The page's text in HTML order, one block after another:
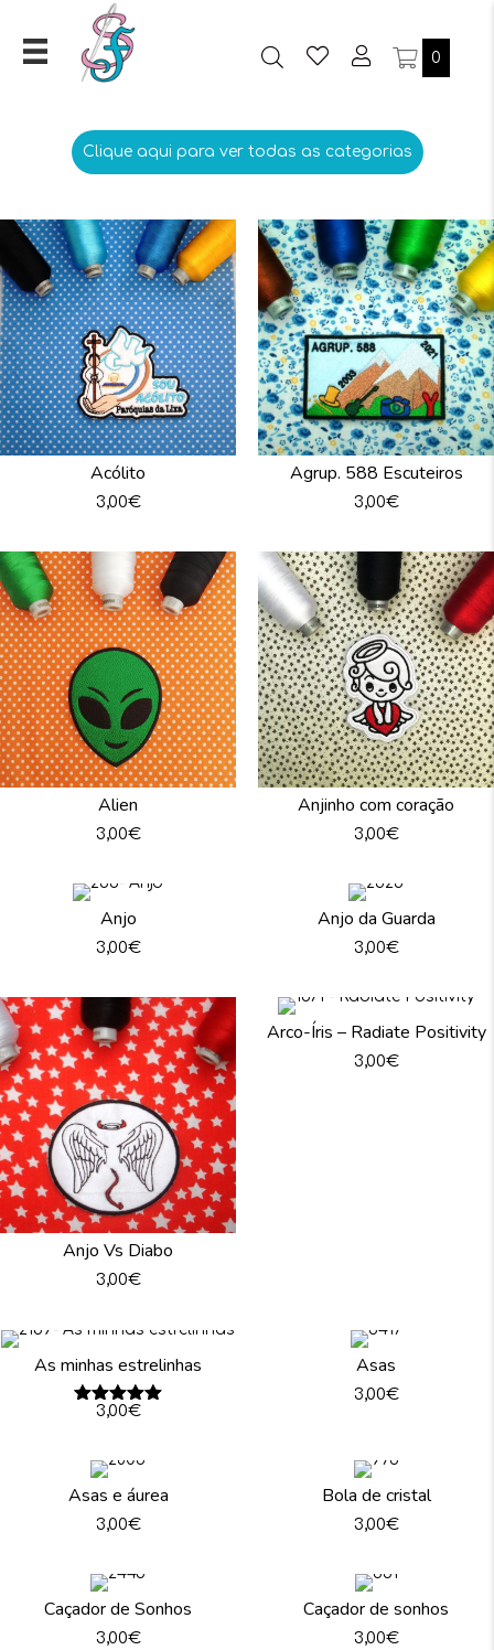
0
Clique aqui para ver todas as categorias
Acólito
3,00€
Agrup. 588 Escuteiros
3,00€
Alien
3,00€
Anjinho com coração
3,00€
Anjo
3,00€
Anjo da Guarda
3,00€
Anjo Vs Diabo
3,00€
Arco-Íris – Radiate Positivity
3,00€
As minhas estrelinhas
Avaliação
5.00
3,00€
Asas
3,00€
Asas e áurea
3,00€
Bola de cristal
3,00€
Caçador de Sonhos
3,00€
Caçador de sonhos
3,00€